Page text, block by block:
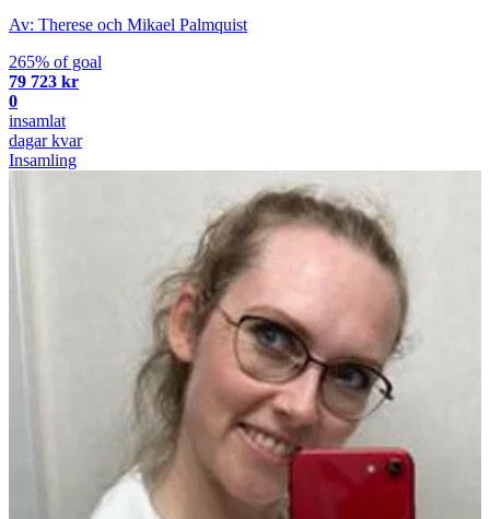
Av: Therese och Mikael Palmquist
265% of goal
79 723 kr
0
insamlat
dagar kvar
Insamling